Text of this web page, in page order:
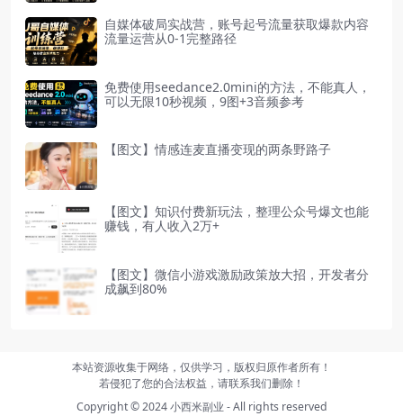
自媒体破局实战营，账号起号流量获取爆款内容
流量运营从0-1完整路径
免费使用seedance2.0mini的方法，不能真人，
可以无限10秒视频，9图+3音频参考
【图文】情感连麦直播变现的两条野路子
【图文】知识付费新玩法，整理公众号爆文也能
赚钱，有人收入2万+
【图文】微信小游戏激励政策放大招，开发者分
成飙到80%
本站资源收集于网络，仅供学习，版权归原作者所有！
若侵犯了您的合法权益，请联系我们删除！
Copyright © 2024小西米副业 - All rights reserved